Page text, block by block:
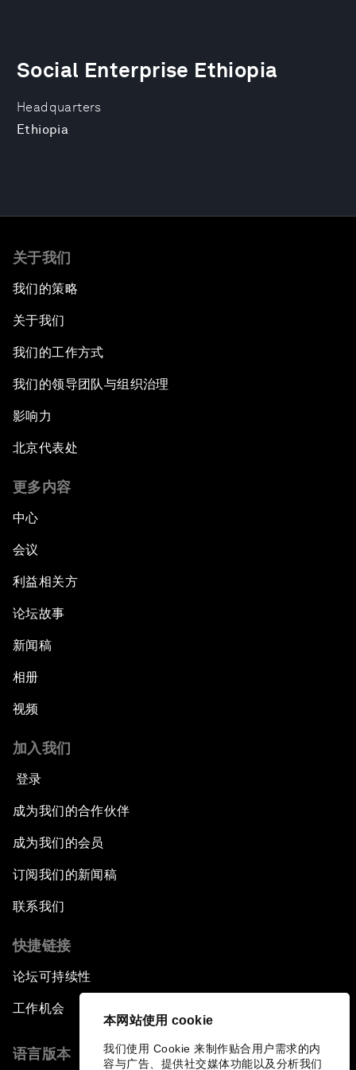
本网站使用 cookie
我们使用 Cookie 来制作贴合用户需求的内
容与广告、提供社交媒体功能以及分析我们
Headquarters
Ethiopia
Social Enterprise Ethiopia
关于我们
我们的策略
关于我们
我们的工作方式
我们的领导团队与组织治理
影响力
北京代表处
更多内容
中心
会议
利益相关方
论坛故事
新闻稿
相册
视频
加入我们
登录
成为我们的合作伙伴
成为我们的会员
订阅我们的新闻稿
联系我们
快捷链接
论坛可持续性
工作机会
语言版本